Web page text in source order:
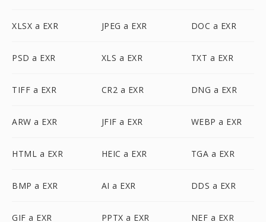
XLSX a EXR JPEG a EXR DOC a EXR
PSD a EXR XLS a EXR TXT a EXR
TIFF a EXR CR2 a EXR DNG a EXR
ARW a EXR JFIF a EXR WEBP a EXR
HTML a EXR HEIC a EXR TGA a EXR
BMP a EXR AI a EXR DDS a EXR
GIF a EXR PPTX a EXR NEF a EXR